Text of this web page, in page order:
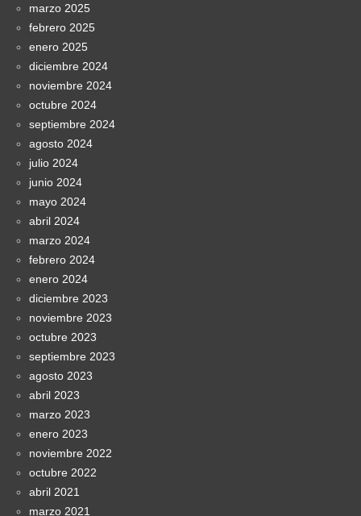
marzo 2025
febrero 2025
enero 2025
diciembre 2024
noviembre 2024
octubre 2024
septiembre 2024
agosto 2024
julio 2024
junio 2024
mayo 2024
abril 2024
marzo 2024
febrero 2024
enero 2024
diciembre 2023
noviembre 2023
octubre 2023
septiembre 2023
agosto 2023
abril 2023
marzo 2023
enero 2023
noviembre 2022
octubre 2022
abril 2021
marzo 2021